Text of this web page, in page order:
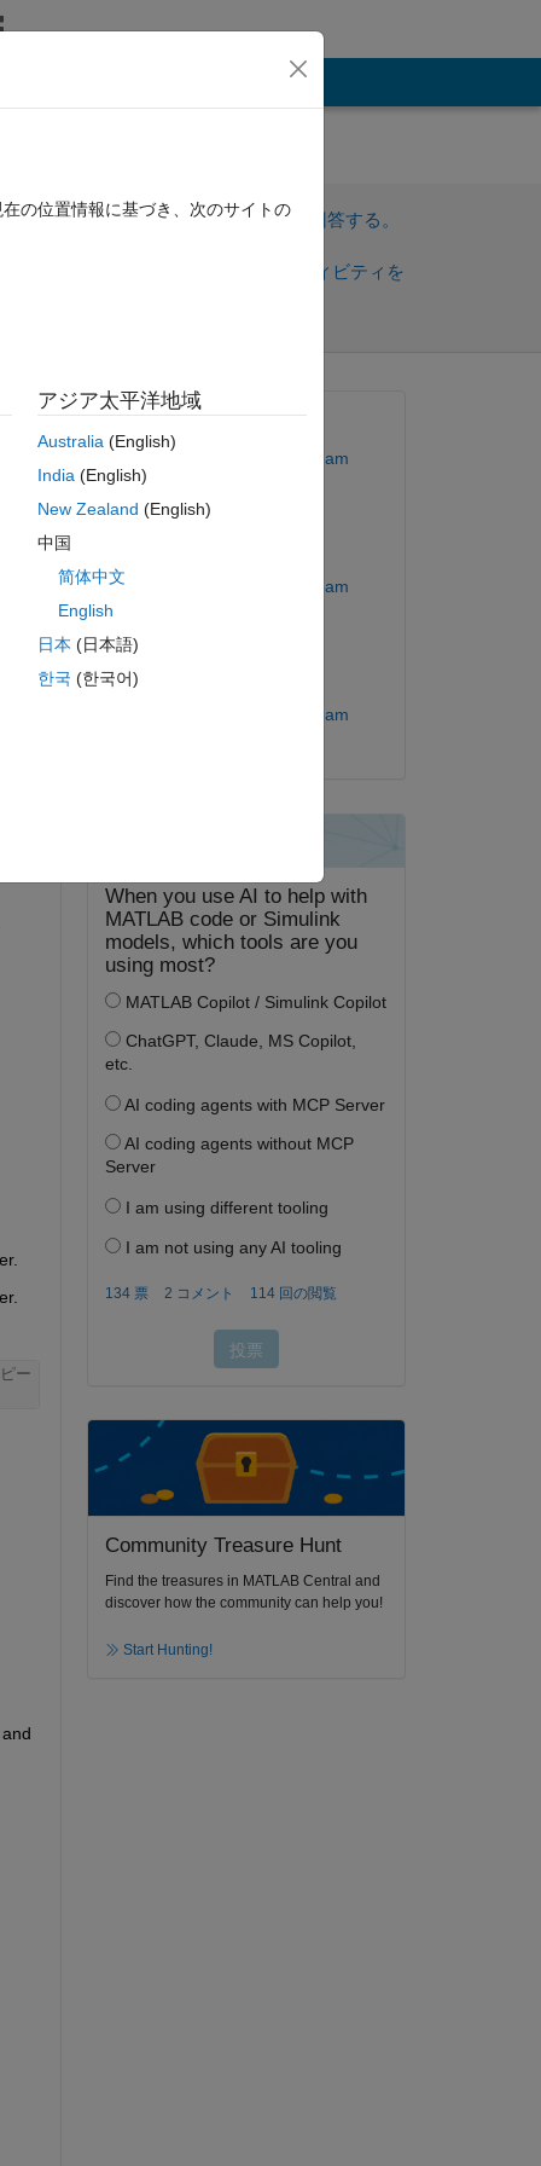
サインインしてこの質問に回答する。
サインインしてアクティビティを
る。
ロー
ー
MathWorks Support Team
2014 年 11 月 4 日
MathWorks Support Team
2021 年 6 月 9 日
採用済み:
MathWorks Support Team
Community Treasure Hunt
Find the treasures in MATLAB Central and
discover how the community can help you!
Start Hunting!
の位置情報に基づき、次のサイトの
アジア太平洋地域
Australia(English)
India(English)
New Zealand (English)
中国
简体中文
English
日本 (日本語)
한국 (한국어)